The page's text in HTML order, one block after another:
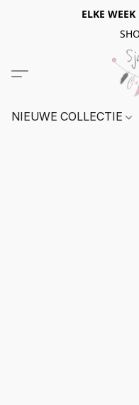
ELKE
NIEUWE COLLECTIE